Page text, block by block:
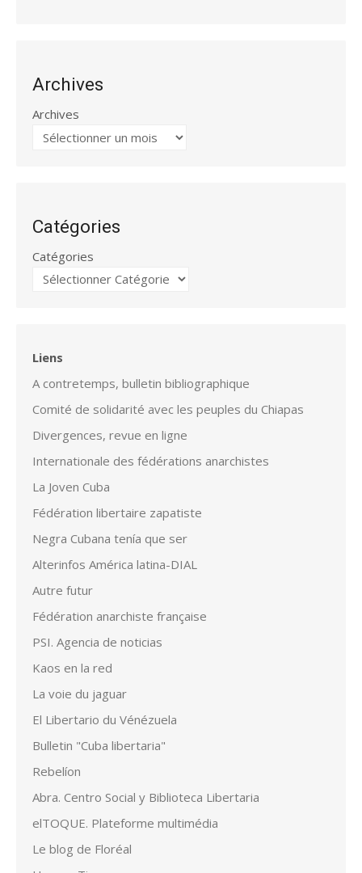
Archives
Archives
Catégories
Catégories
Liens
A contretemps, bulletin bibliographique
Comité de solidarité avec les peuples du Chiapas
Divergences, revue en ligne
Internationale des fédérations anarchistes
La Joven Cuba
Fédération libertaire zapatiste
Negra Cubana tenía que ser
Alterinfos América latina-DIAL
Autre futur
Fédération anarchiste française
PSI. Agencia de noticias
Kaos en la red
La voie du jaguar
El Libertario du Vénézuela
Bulletin "Cuba libertaria"
Rebelíon
Abra. Centro Social y Biblioteca Libertaria
elTOQUE. Plateforme multimédia
Le blog de Floréal